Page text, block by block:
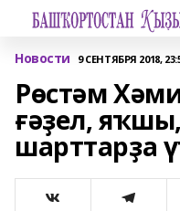
Новости 9 СЕНТЯБРЯ 2018,
Рѳстәм
ғәҙел,
шарттарҙа